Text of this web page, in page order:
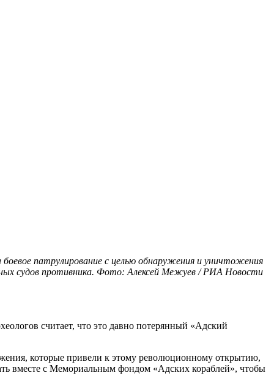
патрулирование с целью обнаружения и уничтожения
судов противника. Фото: Алексей Межуев / РИА Новости
считает, что это давно потерянный «Адский
которые привели к этому революционному открытию,
вместе с Мемориальным фондом «Адских кораблей», чтобы